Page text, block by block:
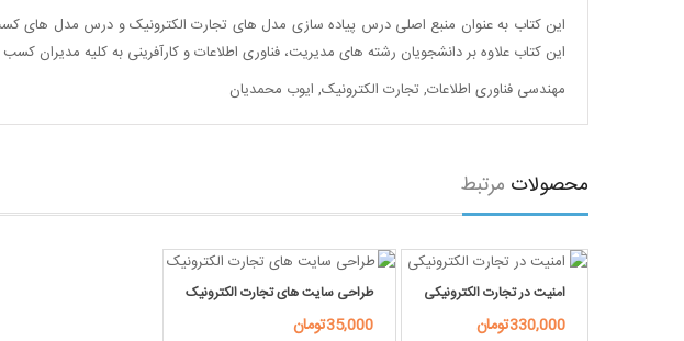
این کتاب به عنوان منبع اصلی درس پیاده سازی مدل های تجارت الکترونیک و درس مدل های کسب
این کتاب علاوه بر دانشجویان رشته های مدیریت، فناوری اطلاعات و کارآفرینی به کلیه مدیران
مهندسی فناوری اطلاعات, تجارت الکترونیک, ایوب محمدیان
محصولات مرتبط
امنیت در تجارت الکترونیکی
330,000تومان
طراحی سایت های تجارت الکترونیک
35,000تومان